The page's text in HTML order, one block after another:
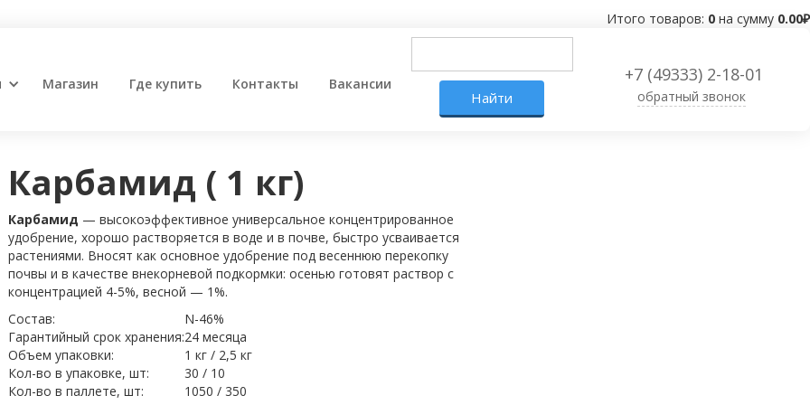
Итого товаров: 0 на сумму 0.00₽
Магазин Где купить Контакты Вакансии +7 (49333) 2-18-01
обратный звонок
Карбамид ( 1 кг)
Карбамид — высокоэффективное универсальное концентрированное
удобрение, хорошо растворяется в воде и в почве, быстро усваивается
растениями. Вносят как основное удобрение под весеннюю перекопку
почвы и в качестве внекорневой подкормки: осенью готовят раствор с
концентрацией 4-5%, весной — 1%.
Состав:
N-46%
Гарантийный срок хранения:24 месяца
Объем упаковки:
1 кг / 2,5 кг
Кол-во в упаковке, шт:
30 / 10
Кол-во в паллете, шт:
1050 / 350